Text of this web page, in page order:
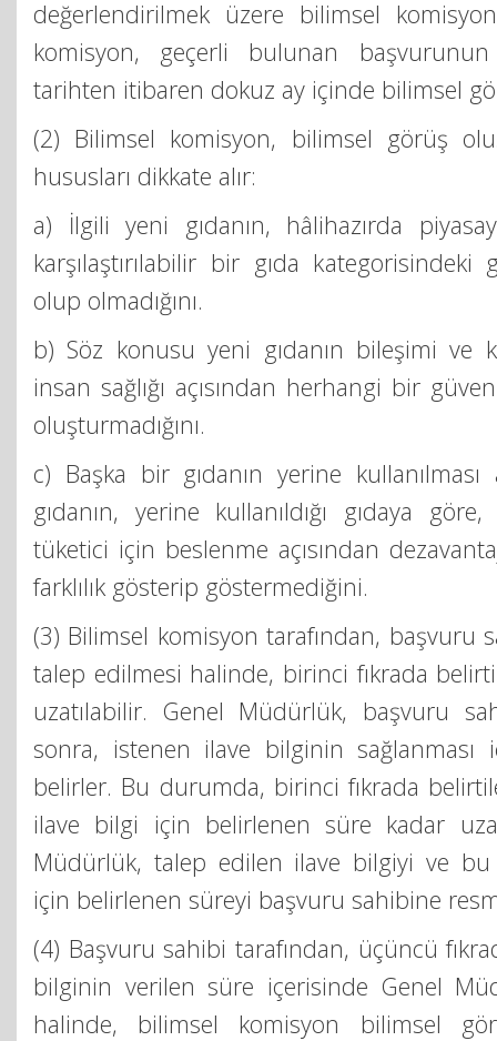
değerlendirilmek üzere bilimsel
komisyon, geçerli bulunan
tarihten itibaren dokuz ay içinde bilimsel
(2) Bilimsel komisyon, bilimsel görüş
hususları dikkate alır:
a) İlgili yeni gıdanın, hâlihazırda
karşılaştırılabilir bir gıda kategorisindeki
olup olmadığını.
b) Söz konusu yeni gıdanın bileşimi ve
insan sağlığı açısından herhangi bir
oluşturmadığını.
c) Başka bir gıdanın yerine
gıdanın, yerine kullanıldığı gıdaya
tüketici için beslenme açısından
farklılık gösterip göstermediğini.
(3) Bilimsel komisyon tarafından, başvuru
talep edilmesi halinde, birinci fıkrada
uzatılabilir. Genel Müdürlük, başvuru
sonra, istenen ilave bilginin
belirler. Bu durumda, birinci fıkrada
ilave bilgi için belirlenen süre kadar
Müdürlük, talep edilen ilave bilgiyi ve bu
için belirlenen süreyi başvuru sahibine
(4) Başvuru sahibi tarafından, üçüncü
bilginin verilen süre içerisinde Genel
halinde, bilimsel komisyon bilimsel